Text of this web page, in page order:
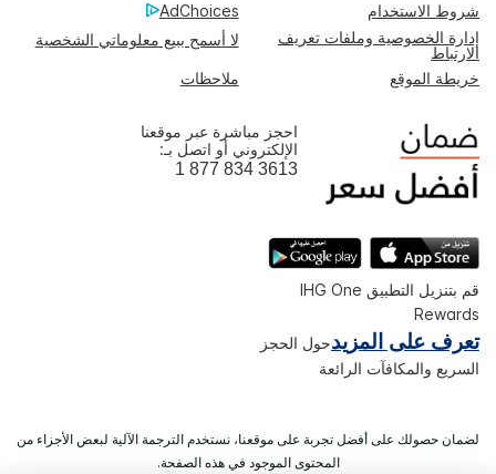
شروط الاستخدام
AdChoices
إدارة الخصوصية وملفات تعريف
الارتباط
لا أسمح ببيع معلوماتي الشخصية
خريطة الموقع ملاحظات
احجز مباشرة عبر موقعنا
الإلكتروني أو اتصل بـ:
1 877 834 3613
قم بتنزيل التطبيق IHG One
Rewards
تعرف على المزيدحول الحجز
السريع والمكافآت الرائعة
لضمان حصولك على أفضل تجربة على موقعنا، نستخدم الترجمة الآلية لبعض الأجزاء من
المحتوى الموجود في هذه الصفحة.